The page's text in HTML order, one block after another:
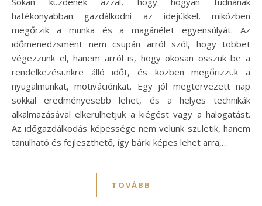
hatékonyabban gazdálkodni az idejükkel, miközben
megőrzik a munka és a magánélet egyensúlyát. Az
időmenedzsment nem csupán arról szól, hogy többet
végezzünk el, hanem arról is, hogy okosan osszuk be a
rendelkezésünkre álló időt, és közben megőrizzük a
nyugalmunkat, motivációnkat. Egy jól megtervezett nap
sokkal eredményesebb lehet, és a helyes technikák
alkalmazásával elkerülhetjük a kiégést vagy a halogatást.
Az időgazdálkodás képessége nem velünk születik, hanem
tanulható és fejleszthető, így bárki képes lehet arra,…
TOVÁBB